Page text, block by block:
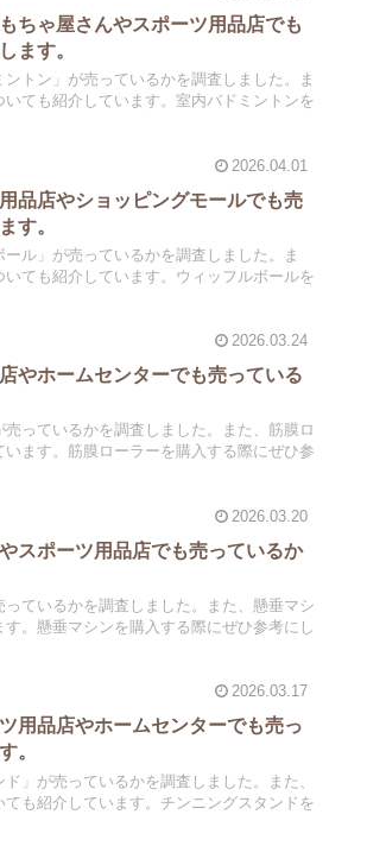
ちゃ屋さんやスポーツ用品店でも
ます。
トン」が売っているかを調査しました。ま
ても紹介しています。室内バドミントンを
2026.04.01
品店やショッピングモールでも売
す。
ル」が売っているかを調査しました。ま
ても紹介しています。ウィッフルボールを
2026.03.24
やホームセンターでも売っている
っているかを調査しました。また、筋膜ロ
ます。筋膜ローラーを購入する際にぜひ参
2026.03.20
スポーツ用品店でも売っているか
ているかを調査しました。また、懸垂マシ
。懸垂マシンを購入する際にぜひ参考にし
2026.03.17
用品店やホームセンターでも売っ
。
」が売っているかを調査しました。また、
も紹介しています。チンニングスタンドを